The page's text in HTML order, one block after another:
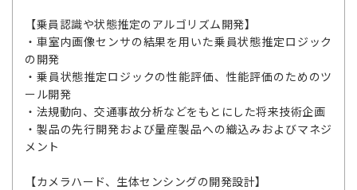
【乗員認識や状態推定のアルゴリズム開発】
・車室内画像センサの結果を用いた乗員状態推定ロジック
の開発
・乗員状態推定ロジックの性能評価、性能評価のためのツ
ール開発
・法規動向、交通事故分析などをもとにした将来技術企画
・製品の先行開発および量産製品への織込みおよびマネジ
メント
【カメラハード、生体センシングの開発設計】